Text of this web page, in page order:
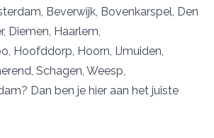
, Beverwijk, Bovenkarspel, Den
, Diemen, Haarlem,
, Hoofddorp, Hoorn, IJmuiden,
, Schagen, Weesp,
? Dan ben je hier aan het juiste